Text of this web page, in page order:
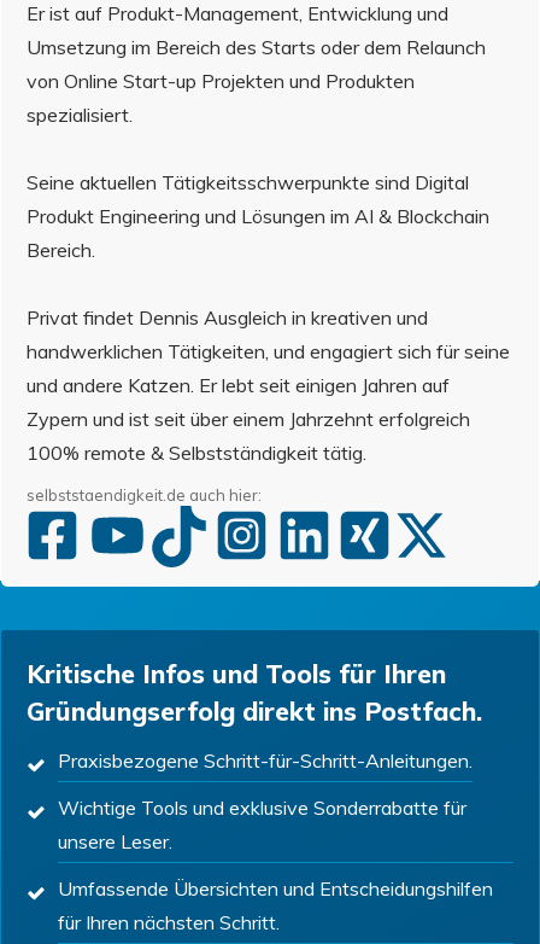
Er ist auf Produkt-Management, Entwicklung und
Umsetzung im Bereich des Starts oder dem Relaunch
von Online Start-up Projekten und Produkten
spezialisiert.
Seine aktuellen Tätigkeitsschwerpunkte sind Digital
Produkt Engineering und Lösungen im AI & Blockchain
Bereich.
Privat findet Dennis Ausgleich in kreativen und
handwerklichen Tätigkeiten, und engagiert sich für seine
und andere Katzen. Er lebt seit einigen Jahren auf
Zypern und ist seit über einem Jahrzehnt erfolgreich
100% remote & Selbstständigkeit tätig.
selbststaendigkeit.de auch hier:
Kritische Infos und Tools für Ihren
Gründungserfolg direkt ins Postfach.
Praxisbezogene Schritt-für-Schritt-Anleitungen.
Wichtige Tools und exklusive Sonderrabatte für
unsere Leser.
Umfassende Übersichten und Entscheidungshilfen
für Ihren nächsten Schritt.